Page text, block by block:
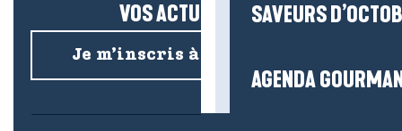
SAVEURS
AGENDA
VOS ACTUS SALÉES !
Je m’inscris à la newsletter